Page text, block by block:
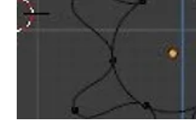
래서 두께를 상당이 얇게 만들어서..